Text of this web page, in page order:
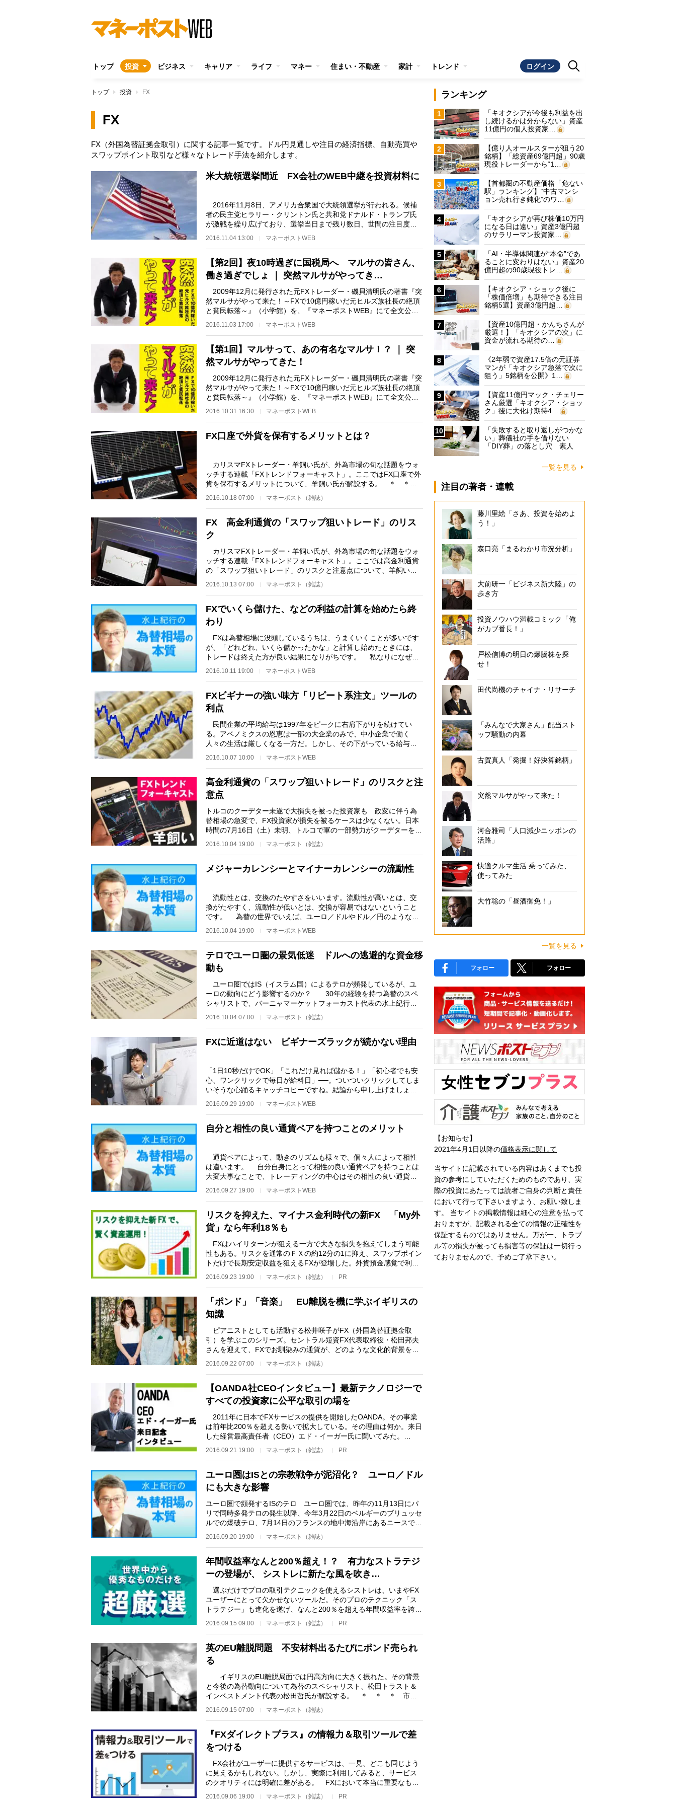
トップ 投資 ビジネス キャリア ライフ マネー 住まい・不動産 家計 トレンド ログイン
トップ 投資 FX
FX
FX（外国為替証拠金取引）に関する記事一覧です。ドル円見通しや注目の経済指標、自動売買や
スワップポイント取引など様々なトレード手法を紹介します。
米大統領選挙間近 FX会社のWEB中継を投資材料に
2016年11月8日、アメリカ合衆国で大統領選挙が行われる。候補
者の民主党ヒラリー・クリントン氏と共和党ドナルド・トランプ氏
が激戦を繰り広げており、選挙当日まで残り数日、世間の注目度は
2016.11.04 13:00 マネーポストWEB
【第2回】夜10時過ぎに国税局へ マルサの皆さん、
働き過ぎでしょ ｜ 突然マルサがやってき…
2009年12月に発行された元FXトレーダー・磯貝清明氏の著書『突
然マルサがやって来た！～FXで10億円稼いだ元ヒルズ族社長の絶頂
と貧民転落～』（小学館）を、『マネーポストWEB』にて全文公開
2016.11.03 17:00 マネーポストWEB
【第1回】マルサって、あの有名なマルサ！？ ｜ 突
然マルサがやってきた！
2009年12月に発行された元FXトレーダー・磯貝清明氏の著書『突
然マルサがやって来た！～FXで10億円稼いだ元ヒルズ族社長の絶頂
と貧民転落～』（小学館）を、『マネーポストWEB』にて全文公開
2016.10.31 16:30 マネーポストWEB
FX口座で外貨を保有するメリットとは？
カリスマFXトレーダー・羊飼い氏が、外為市場の旬な話題をウォ
ッチする連載「FXトレンドフォーキャスト」。ここではFX口座で外
貨を保有するメリットについて、羊飼い氏が解説する。 ＊ ＊
2016.10.18 07:00 マネーポスト（雑誌）
FX 高金利通貨の「スワップ狙いトレード」のリス
ク
カリスマFXトレーダー・羊飼い氏が、外為市場の旬な話題をウォ
ッチする連載「FXトレンドフォーキャスト」。ここでは高金利通貨
の「スワップ狙いトレード」のリスクと注意点について、羊飼い氏
2016.10.13 07:00 マネーポスト（雑誌）
FXでいくら儲けた、などの利益の計算を始めたら終
わり
FXは為替相場に没頭しているうちは、うまくいくことが多いです
が、「どれどれ、いくら儲かったかな」と計算し始めたときには、
トレードは終えた方が良い結果になりがちです。 私なりになぜか
2016.10.11 19:00 マネーポストWEB
FXビギナーの強い味方「リピート系注文」ツールの
利点
民間企業の平均給与は1997年をピークに右肩下がりを続けてい
る。アベノミクスの恩恵は一部の大企業のみで、中小企業で働く
人々の生活は厳しくなる一方だ。しかし、その下がっている給与で
さえ、保証されているわ…
2016.10.07 10:00 マネーポストWEB
高金利通貨の「スワップ狙いトレード」のリスクと注
意点
トルコのクーデター未遂で大損失を被った投資家も 政変に伴う為
替相場の急変で、FX投資家が損失を被るケースは少なくない。日本
時間の7月16日（土）未明、トルコで軍の一部勢力がクーデターを試
2016.10.04 19:00 マネーポスト（雑誌）
メジャーカレンシーとマイナーカレンシーの流動性
流動性とは、交換のたやすさをいいます。流動性が高いとは、交
換がたやすく、流動性が低いとは、交換が容易ではないということ
です。 為替の世界でいえば、ユーロ／ドルやドル／円のようなメ
2016.10.04 19:00 マネーポストWEB
テロでユーロ圏の景気低迷 ドルへの逃避的な資金移
動も
ユーロ圏ではIS（イスラム国）によるテロが頻発しているが、ユ
ーロの動向にどう影響するのか？ 30年の経験を持つ為替のスペ
シャリストで、バーニャマーケットフォーカスト代表の水上紀行氏
2016.10.04 07:00 マネーポスト（雑誌）
FXに近道はない ビギナーズラックが続かない理由
「1日10秒だけでOK」「これだけ見れば儲かる！」「初心者でも安
心、ワンクリックで毎日が給料日」──。ついついクリックしてしま
いそうな心踊るキャッチコピーですね。結論から申し上げましょ
う、そんなものはありま…
2016.09.29 19:00 マネーポストWEB
自分と相性の良い通貨ペアを持つことのメリット
通貨ペアによって、動きのリズムも様々で、個々人によって相性
は違います。 自分自身にとって相性の良い通貨ペアを持つことは
大変大事なことで、トレーディングの中心はその相性の良い通貨ペ
2016.09.27 19:00 マネーポストWEB
リスクを抑えた、マイナス金利時代の新FX 「My外
貨」なら年利18％も
FXはハイリターンが狙える一方で大きな損失を抱えてしまう可能
性もある。リスクを通常のＦＸの約12分の1に抑え、スワップポイン
トだけで長期安定収益を狙えるFXが登場した。外貨預金感覚で利用
2016.09.23 19:00 マネーポスト（雑誌） PR
「ポンド」「音楽」 EU離脱を機に学ぶイギリスの
知識
ピアニストとしても活動する松井咲子がFX（外国為替証拠金取
引）を学ぶこのシリーズ。セントラル短資FX代表取締役・松田邦夫
さんを迎えて、FXでお馴染みの通貨が、どのような文化的背景を持
2016.09.22 07:00 マネーポスト（雑誌）
【OANDA社CEOインタビュー】最新テクノロジーで
すべての投資家に公平な取引の場を
2011年に日本でFXサービスの提供を開始したOANDA。その事業
は前年比200％を超える勢いで拡大している。その理由は何か。来日
した経営最高責任者（CEO）エド・イーガー氏に聞いてみた。
─OANDAとはどのような会社で…
2016.09.21 19:00 マネーポスト（雑誌） PR
ユーロ圏はISとの宗教戦争が泥沼化？ ユーロ／ドル
にも大きな影響
ユーロ圏で頻発するISのテロ ユーロ圏では、昨年の11月13日にパ
リで同時多発テロの発生以降、今年3月22日のベルギーのブリュッセ
ルでの爆破テロ、7月14日のフランスの地中海沿岸にあるニースでの
2016.09.20 19:00 マネーポスト（雑誌）
年間収益率なんと200％超え！？ 有力なストラテジ
ーの登場が、 シストレに新たな風を吹き…
選ぶだけでプロの取引テクニックを使えるシストレは、いまやFX
ユーザーにとって欠かせないツールだ。そのプロのテクニック「ス
トラテジー」も進化を遂げ、なんと200％を超える年間収益率を誇る
2016.09.15 09:00 マネーポスト（雑誌） PR
英のEU離脱問題 不安材料出るたびにポンド売られ
る
イギリスのEU離脱局面では円高方向に大きく振れた。その背景
と今後の為替動向について為替のスペシャリスト、松田トラスト＆
インベストメント代表の松田哲氏が解説する。 ＊ ＊ ＊ 市場
2016.09.15 07:00 マネーポスト（雑誌）
『FXダイレクトプラス』の情報力＆取引ツールで差
をつける
FX会社がユーザーに提供するサービスは、一見、どこも同じよう
に見えるかもしれない。しかし、実際に利用してみると、サービス
のクオリティには明確に差がある。 FXにおいて本当に重要なもの
2016.09.06 19:00 マネーポスト（雑誌） PR
ランキング
1
「キオクシアが今後も利益を出
し続けるかは分からない」資産
11億円の個人投資家…
2
【億り人オールスターが狙う20
銘柄】「総資産69億円超」90歳
現役トレーダーから“1…
3
【首都圏の不動産価格「危ない
駅」ランキング】“中古マンシ
ョン売れ行き鈍化”のワ…
4
「キオクシアが再び株価10万円
になる日は遠い」資産3億円超
のサラリーマン投資家…
5
「AI・半導体関連が“本命”であ
ることに変わりはない」資産20
億円超の90歳現役トレ…
6
【キオクシア・ショック後に
「株価倍増」も期待できる注目
銘柄5選】資産3億円超…
7
【資産10億円超・かんちさんが
厳選！】「キオクシアの次」に
資金が流れる期待の…
8
《2年弱で資産17.5倍の元証券
マンが「キオクシア急落で次に
狙う」5銘柄を公開》1…
9
【資産11億円マック・チェリー
さん厳選「キオクシア・ショッ
ク」後に大化け期待4…
10
「失敗すると取り返しがつかな
い」葬儀社の手を借りない
「DIY葬」の落とし穴 素人
一覧を見る
注目の著者・連載
藤川里絵「さあ、投資を始めよ
う！」
森口亮「まるわかり市況分析」
大前研一「ビジネス新大陸」の
歩き方
投資ノウハウ満載コミック「俺
がカブ番長！」
戸松信博の明日の爆騰株を探
せ！
田代尚機のチャイナ・リサーチ
「みんなで大家さん」配当スト
ップ騒動の内幕
古賀真人「発掘！好決算銘柄」
突然マルサがやって来た！
河合雅司「人口減少ニッポンの
活路」
快適クルマ生活 乗ってみた、
使ってみた
大竹聡の「昼酒御免！」
一覧を見る
フォロー フォロー
【お知らせ】
2021年4月1日以降の価格表示に関して
当サイトに記載されている内容はあくまでも投
資の参考にしていただくためのものであり、実
際の投資にあたっては読者ご自身の判断と責任
において行って下さいますよう、お願い致しま
す。 当サイトの掲載情報は細心の注意を払って
おりますが、記載される全ての情報の正確性を
保証するものではありません。万が一、トラブ
ル等の損失が被っても損害等の保証は一切行っ
ておりませんので、予めご了承下さい。